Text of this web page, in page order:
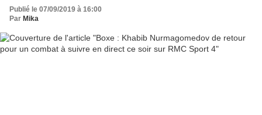
Publié le 07/09/2019 à 16:00
Par Mika